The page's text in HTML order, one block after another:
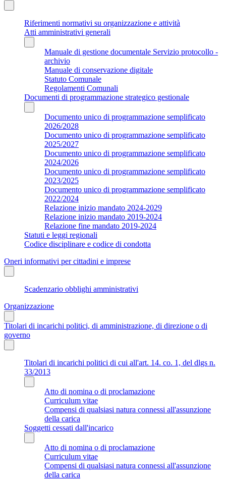
Riferimenti normativi su organizzazione e attività
Atti amministrativi generali
Manuale di gestione documentale Servizio protocollo -
archivio
Manuale di conservazione digitale
Statuto Comunale
Regolamenti Comunali
Documenti di programmazione strategico gestionale
Documento unico di programmazione semplificato
2026/2028
Documento unico di programmazione semplificato
2025/2027
Documento unico di programmazione semplificato
2024/2026
Documento unico di programmazione semplificato
2023/2025
Documento unico di programmazione semplificato
2022/2024
Relazione inizio mandato 2024-2029
Relazione inizio mandato 2019-2024
Relazione fine mandato 2019-2024
Statuti e leggi regionali
Codice disciplinare e codice di condotta
Oneri informativi per cittadini e imprese
Scadenzario obblighi amministrativi
Organizzazione
Titolari di incarichi politici, di amministrazione, di direzione o di
governo
Titolari di incarichi politici di cui all'art. 14. co. 1, del dlgs n.
33/2013
Atto di nomina o di proclamazione
Curriculum vitae
Compensi di qualsiasi natura connessi all'assunzione
della carica
Soggetti cessati dall'incarico
Atto di nomina o di proclamazione
Curriculum vitae
Compensi di qualsiasi natura connessi all'assunzione
della carica